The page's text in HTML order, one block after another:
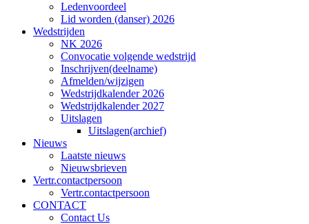
Ledenvoordeel
Lid worden (danser) 2026
Wedstrijden
NK 2026
Convocatie volgende wedstrijd
Inschrijven(deelname)
Afmelden/wijzigen
Wedstrijdkalender 2026
Wedstrijdkalender 2027
Uitslagen
Uitslagen(archief)
Nieuws
Laatste nieuws
Nieuwsbrieven
Vertr.contactpersoon
Vertr.contactpersoon
CONTACT
Contact Us